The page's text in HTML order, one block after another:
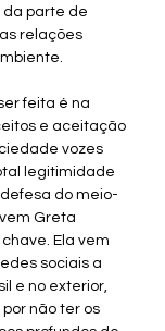
da parte de
relações
feita é na
e aceitação
vozes
legitimidade
do meio-
Greta
Ela vem
sociais a
e no exterior,
não ter os